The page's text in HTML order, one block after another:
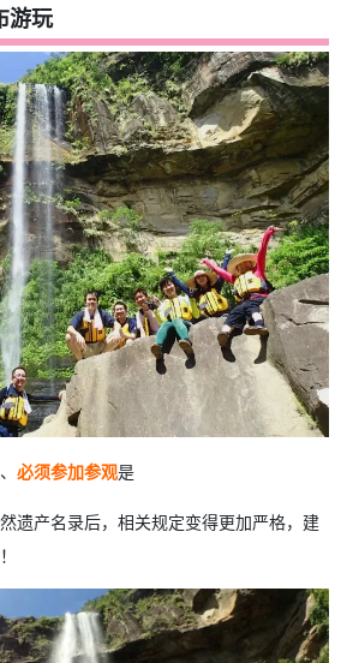
游玩
必须参加参观是
遗产名录后，相关规定变得更加严格，建